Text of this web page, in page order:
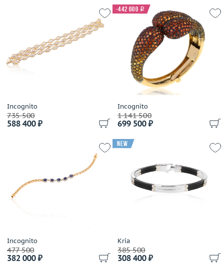
Incognito
735 500
588 400 ₽
Incognito
1 141 500
699 500 ₽
-442 000 i
Incognito
477 500
382 000 ₽
Kria
385 500
308 400 ₽
new